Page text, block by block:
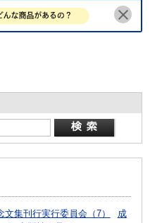
集刊行実行委員会（7）
成